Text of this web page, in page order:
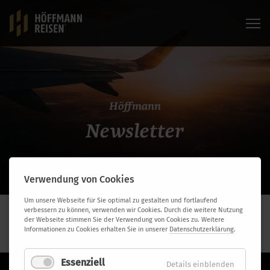
Höffmann
Newsletter
Ihre Anmeldung für unseren Newsletter wurde bestätigt.
Danke für Ihre Anmeldung.
Verwendung von Cookies
Um unsere Webseite für Sie optimal zu gestalten und fortlaufend
verbessern zu können, verwenden wir Cookies. Durch die weitere Nutzung
der Webseite stimmen Sie der Verwendung von Cookies zu. Weitere
Informationen zu Cookies erhalten Sie in unserer Datenschutzerklärung.
Essenziell Details einblenden